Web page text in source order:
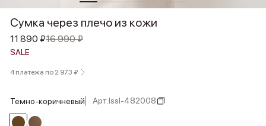
Сумка через плечо из кожи
11 890 ₽16 990 ₽
SALE
4 платежа по 2 973 ₽
темно-коричневый Арт.lssl-482008